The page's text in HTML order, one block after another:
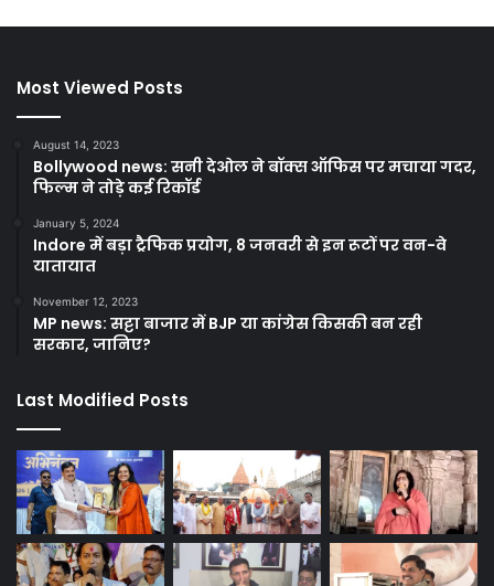
Most Viewed Posts
August 14, 2023
Bollywood news: सनी देओल ने बॉक्स ऑफिस पर मचाया गदर,
फिल्म ने तोड़े कई रिकॉर्ड
January 5, 2024
Indore में बड़ा ट्रैफिक प्रयोग, 8 जनवरी से इन रूटों पर वन-वे
यातायात
November 12, 2023
MP news: सट्टा बाजार में BJP या कांग्रेस किसकी बन रही
सरकार, जानिए?
Last Modified Posts